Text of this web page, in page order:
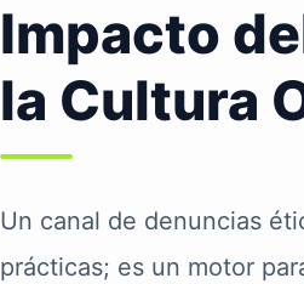
Impacto
la Cultura
Un canal de denuncias
prácticas; es un motor